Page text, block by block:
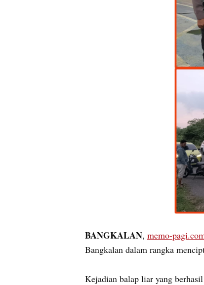
BANGKALAN, memo-
Bangkalan dalam rangka
Kejadian balap liar yang